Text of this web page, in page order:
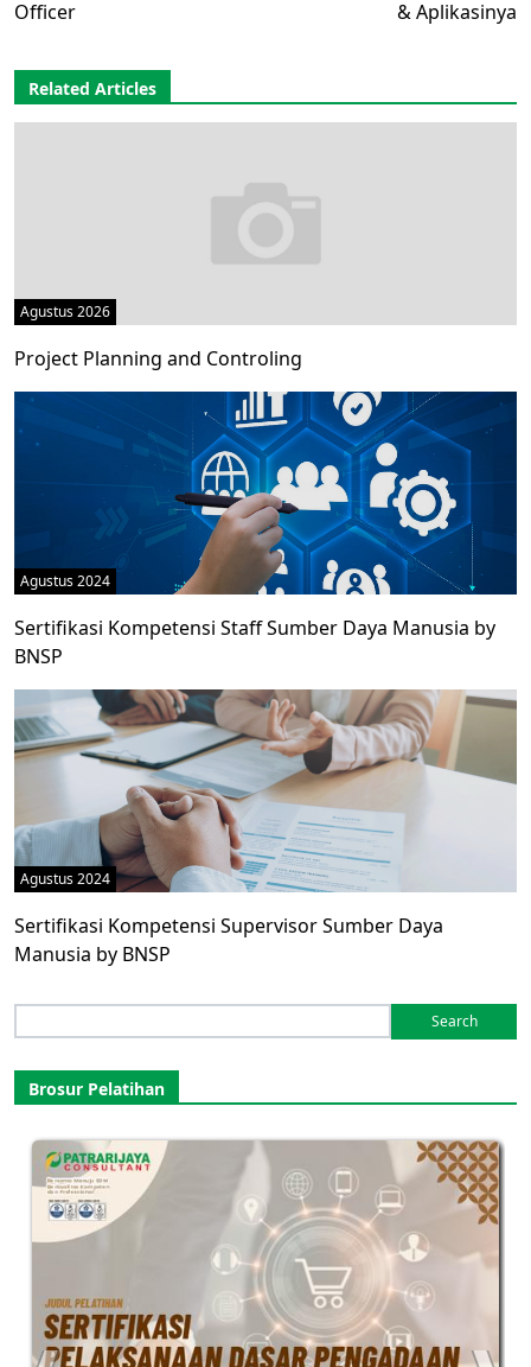
Officer & Aplikasinya
Related Articles
Agustus 2026
Project Planning and Controling
Agustus 2024
Sertifikasi Kompetensi Staff Sumber Daya Manusia by
BNSP
Agustus 2024
Sertifikasi Kompetensi Supervisor Sumber Daya
Manusia by BNSP
for:
Brosur Pelatihan